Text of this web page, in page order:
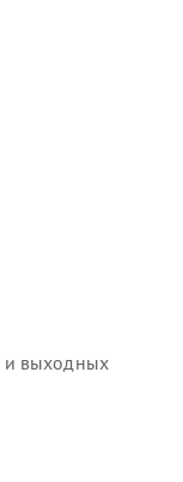
и выходных